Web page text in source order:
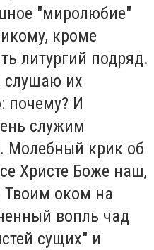
"миролюбие"
кроме
литургий подряд.
слушаю их
почему? И
служим
Молебный крик об
Христе Боже наш,
оком на
вопль чад
сущих" и